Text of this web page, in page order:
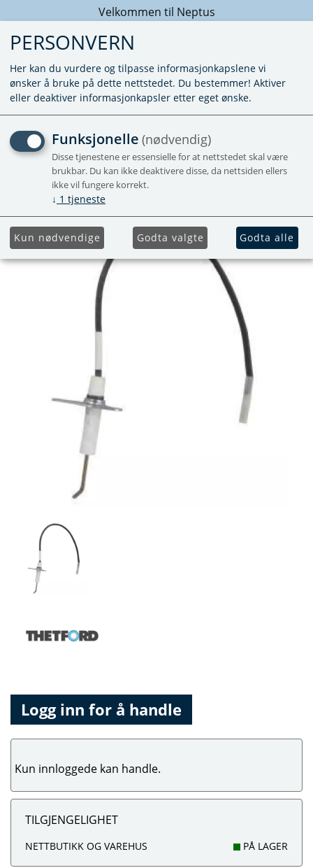
Velkommen til Neptus
SR SPARK ELECTRODE
N3080/3090/3097/3108/
Logg inn for å handle
Kun innloggede kan handle.
TILGJENGELIGHET
NETTBUTIKK OG VAREHUS PÅ LAGER
PERSONVERN
Her kan du vurdere og tilpasse informasjonkapslene vi
ønsker å bruke på dette nettstedet. Du bestemmer! Aktiver
eller deaktiver informasjonkapsler etter eget ønske.
Funksjonelle (nødvendig)
Disse tjenestene er essensielle for at nettstedet skal være
brukbar. Du kan ikke deaktivere disse, da nettsiden ellers
ikke vil fungere korrekt.
↓ 1 tjeneste
Kun nødvendige Godta valgte Godta alle